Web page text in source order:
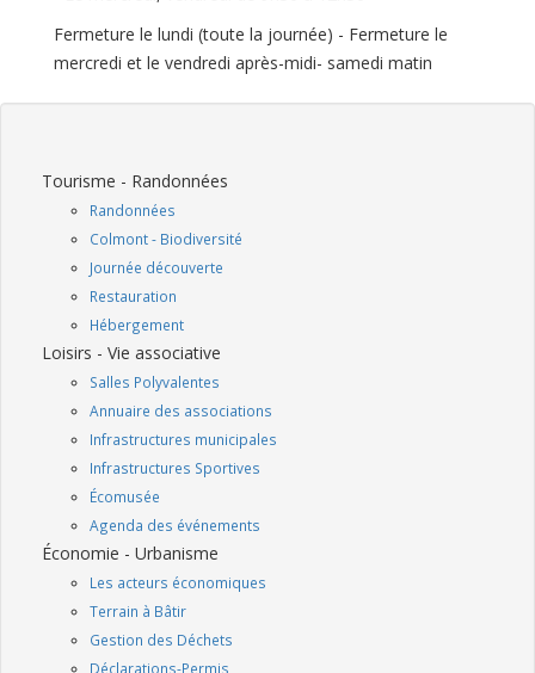
Fermeture le lundi (toute la journée) - Fermeture le
mercredi et le vendredi après-midi- samedi matin
Tourisme - Randonnées
Randonnées
Colmont - Biodiversité
Journée découverte
Restauration
Hébergement
Loisirs - Vie associative
Salles Polyvalentes
Annuaire des associations
Infrastructures municipales
Infrastructures Sportives
Écomusée
Agenda des événements
Économie - Urbanisme
Les acteurs économiques
Terrain à Bâtir
Gestion des Déchets
Déclarations-Permis